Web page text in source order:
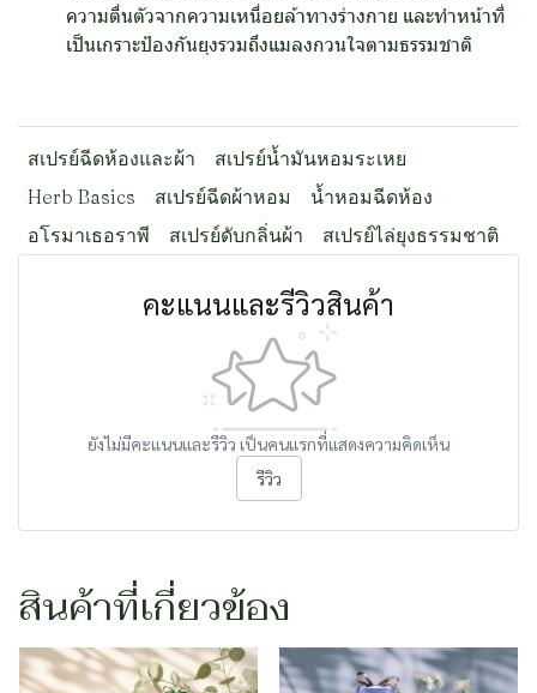
ความตื่นตัวจากความเหนื่อยล้าทางร่างกาย และทำหน้าที่
เป็นเกราะป้องกันยุงรวมถึงแมลงกวนใจตามธรรมชาติ
สเปรย์ฉีดห้องและผ้า
สเปรย์น้ำมันหอมระเหย
Herb Basics
สเปรย์ฉีดผ้าหอม
น้ำหอมฉีดห้อง
อโรมาเธอราพี
สเปรย์ดับกลิ่นผ้า สเปรย์ไล่ยุงธรรมชาติ
คะแนนและรีวิวสินค้า
ยังไม่มีคะแนนและรีวิว เป็นคนแรกที่แสดงความคิดเห็น
รีวิว
สินค้าที่เกี่ยวข้อง